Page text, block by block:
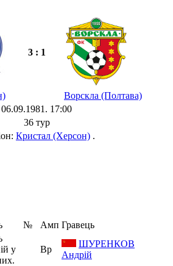
3 : 1
Ворскла (Полтава)
06.09.1981. 17:00
36 тур
Кристал (Херсон) .
№ Амп Гравець
у
Вр
ШУРЕНКОВ
Андрій